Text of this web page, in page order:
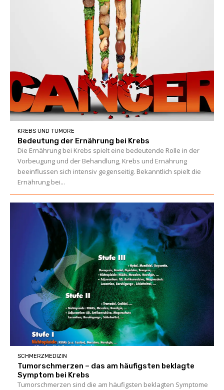
KREBS UND TUMORE
Bedeutung der Ernährung bei Krebs
Die Ernährung bei Krebs spielt eine bedeutende Rolle in der
Vorbeugung und der Behandlung, Krebs und Ernährung
beeinflussen sich intensiv gegenseitig. Bekanntlich spielt die
Ernährung bei...
SCHMERZMEDIZIN
Tumorschmerzen – das am häufigsten beklagte
Symptom bei Krebs
Tumorschmerzen sind die am häufigsten beklagten Symptome